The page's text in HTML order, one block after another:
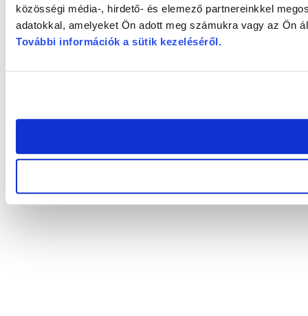
közösségi média-, hirdető- és elemező partnereinkkel
adatokkal, amelyeket Ön adott meg számukra vagy az Ön
További információk a sütik kezeléséről.